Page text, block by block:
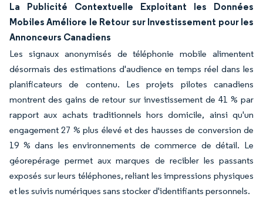
La Publicité Contextuelle Exploitant les Données
Mobiles Améliore le Retour sur Investissement pour les
Annonceurs Canadiens
Les signaux anonymisés de téléphonie mobile alimentent
désormais des estimations d'audience en temps réel dans les
planificateurs de contenu. Les projets pilotes canadiens
montrent des gains de retour sur investissement de 41 % par
rapport aux achats traditionnels hors domicile, ainsi qu'un
engagement 27 % plus élevé et des hausses de conversion de
19 % dans les environnements de commerce de détail. Le
géorepérage permet aux marques de recibler les passants
exposés sur leurs téléphones, reliant les impressions physiques
et les suivis numériques sans stocker d'identifiants personnels.